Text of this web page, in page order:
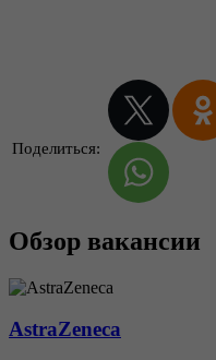
Поделиться:
Обзор вакансии
AstraZeneca